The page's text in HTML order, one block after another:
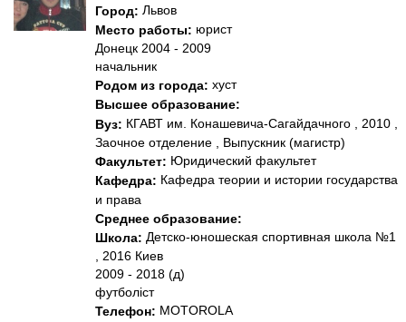
Город: Львов
Место работы: юрист
Донецк 2004 - 2009
начальник
Родом из города: хуст
Высшее образование:
Вуз: КГАВТ им. Конашевича-Сагайдачного , 2010 ,
Заочное отделение , Выпускник (магистр)
Факультет: Юридический факультет
Кафедра: Кафедра теории и истории государства
и права
Среднее образование:
Школа: Детско-юношеская спортивная школа №1
, 2016 Киев
2009 - 2018 (д)
футболіст
Телефон: MOTOROLA